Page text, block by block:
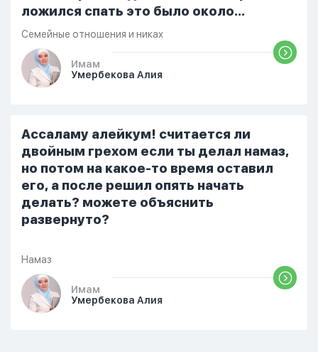
ложился спать это было около
одиннадцати вечера. Но я снова
разбудила его, сказав, что мне плохо.
Он ответил: «Я живу с больными». Мне
стало очень обидно, и я решила
проснулся и спросил, что случилось. И
я рассказала о своих проблемах. Затем
я сказала ему:...
Семейные отношения и никах
Имам
Умербекова Алия
Ассаламу алейкум! считается ли
двойным грехом если ты делал намаз,
но потом на какое-то время оставил
его, а после решил опять начать
делать? можете объяснить
развернуто?
Намаз
Имам
Умербекова Алия